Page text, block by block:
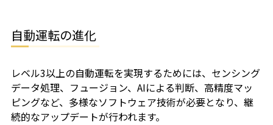
自動運転の進化
レベル3以上の自動運転を実現するためには、センシング
データ処理、フュージョン、AIによる判断、高精度マッ
ピングなど、多様なソフトウェア技術が必要となり、継
続的なアップデートが行われます。